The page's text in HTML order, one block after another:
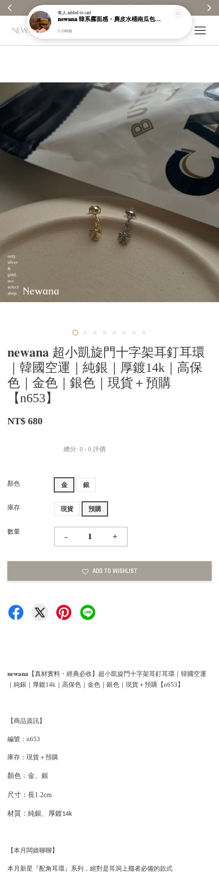
𝐧𝐞𝐰𝐚𝐧𝐚 超小凱旋門十字架耳釘耳環
｜韓國空運｜純銀｜厚鍍14k｜高保
色｜金色｜銀色｜現貨＋預購
【n653】
NT$ 680
總分: 0 - 0 評價
顏色 金 銀
庫存 現貨 預購
數量
- +
ADD TO WISHLIST
𝐧𝐞𝐰𝐚𝐧𝐚【真材實料・經典必收】超小凱旋門十字架耳釘耳環｜韓國空運
｜純銀｜厚鍍14k｜高保色｜金色｜銀色｜現貨＋預購【n653】
【商品資訊】
編號：n653
庫存：現貨＋預購
顏色﹔ 金、銀
尺寸： 長1.2cm
材質： 純銀、厚鍍14k
【本月闆娘聊聊】
本月新星『配角耳環』系列，絕對是耳洞上癮者必備的款式
有人 added to cart
𝐧𝐞𝐰𝐚𝐧𝐚 韓系霧面感・麂皮水桶南瓜包｜通勤日常包｜高級皮革｜現貨＋預購【nk62】
5 小時前